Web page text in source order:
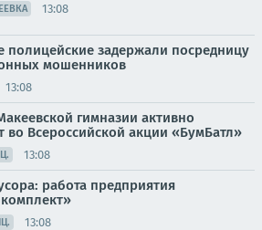
13:08
полицейские задержали посредницу
мошенников
13:08
гимназии активно
во Всероссийской акции «БумБатл»
13:08
работа предприятия
13:08